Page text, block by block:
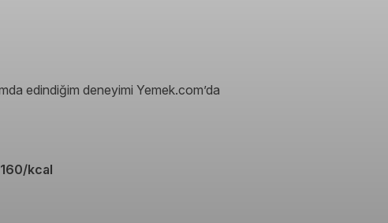
edindiğim deneyimi Yemek.com’da
160/kcal